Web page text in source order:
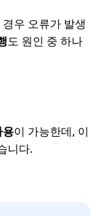
우 오류가 발생
도 원인 중 하나
용이 가능한데, 이
니다.